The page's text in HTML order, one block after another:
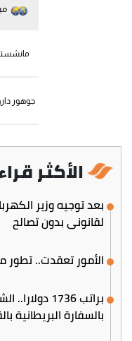
الأكثر
بعد توجيه وزير
لقانوني بدون تصالح
الأمور تعقدت.. تطور
براتب 1736
بالسفارة البريطانية